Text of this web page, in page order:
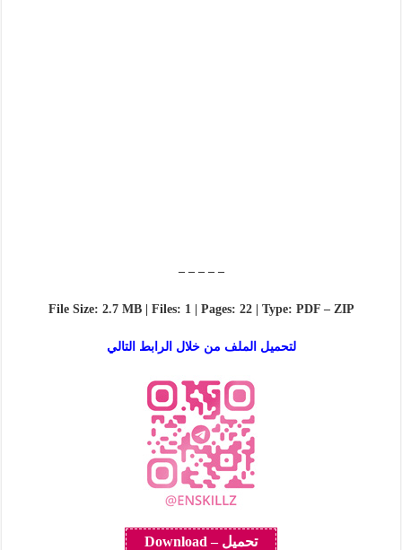
– – – – –
File Size: 2.7 MB | Files: 1 | Pages: 22 | Type: PDF – ZIP
لتحميل الملف من خلال الرابط التالي
تحميل – Download